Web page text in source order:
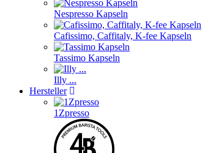
Nespresso Kapseln
Cafissimo, Caffitaly, K-fee Kapseln
Tassimo Kapseln
Illy ...
Hersteller
1Zpresso